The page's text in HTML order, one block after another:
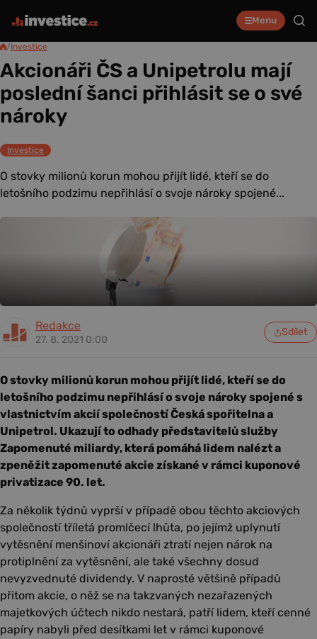
Menu
/Investice
Akcionáři ČS a Unipetrolu mají
poslední šanci přihlásit se o své
nároky
Investice
O stovky milionů korun mohou přijít lidé, kteří se do
letošního podzimu nepřihlásí o svoje nároky spojené...
Redakce
27. 8. 2021 0:00
Sdílet
O stovky milionů korun mohou přijít lidé, kteří se do
letošního podzimu nepřihlásí o svoje nároky spojené s
vlastnictvím akcií společností Česká spořitelna a
Unipetrol. Ukazují to odhady představitelů služby
Zapomenuté miliardy, která pomáhá lidem nalézt a
zpeněžit zapomenuté akcie získané v rámci kuponové
privatizace 90. let.
Za několik týdnů vyprší v případě obou těchto akciových
společností tříletá promlčecí lhůta, po jejímž uplynutí
vytěsnění menšinoví akcionáři ztratí nejen nárok na
protiplnění za vytěsnění, ale také všechny dosud
nevyzvednuté dividendy. V naprosté většině případů
přitom akcie, o něž se na takzvaných nezařazených
majetkových účtech nikdo nestará, patří lidem, kteří cenné
papíry nabyli před desítkami let v rámci kuponové